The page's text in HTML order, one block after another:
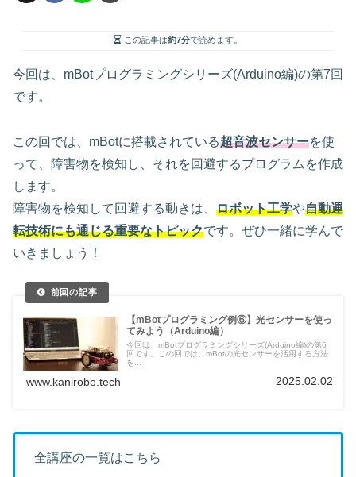
この記事は約7分で読めます。
今回は、mBotプログラミングシリーズ(Arduino編)の第7回
です。
この回では、mBotに搭載されている超音波センサーを使
って、障害物を検知し、それを回避するプログラムを作成
します。
障害物を検知して回避する動きは、 ロボット工学や自動運
転技術にも通じる重要なトピックです。ぜひ一緒に学んで
いきましょう！
【mBotプログラミング例⑥】光センサーを使っ
てみよう（Arduino編）
今回は、mBotプログラミングシリーズ(Arduino編)の第6
回です。この回では、mBotの光センサーを活用する方法
を...
www.kanirobo.tech 2025.02.02
全講座の一覧はこちら